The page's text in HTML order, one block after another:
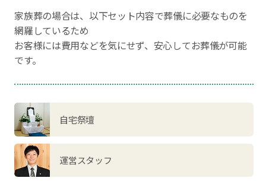
家族葬の場合は、以下セット内容で葬儀に必要なものを
網羅しているため
お客様には費用などを気にせず、安心してお葬儀が可能
です。
自宅祭壇
運営スタッフ